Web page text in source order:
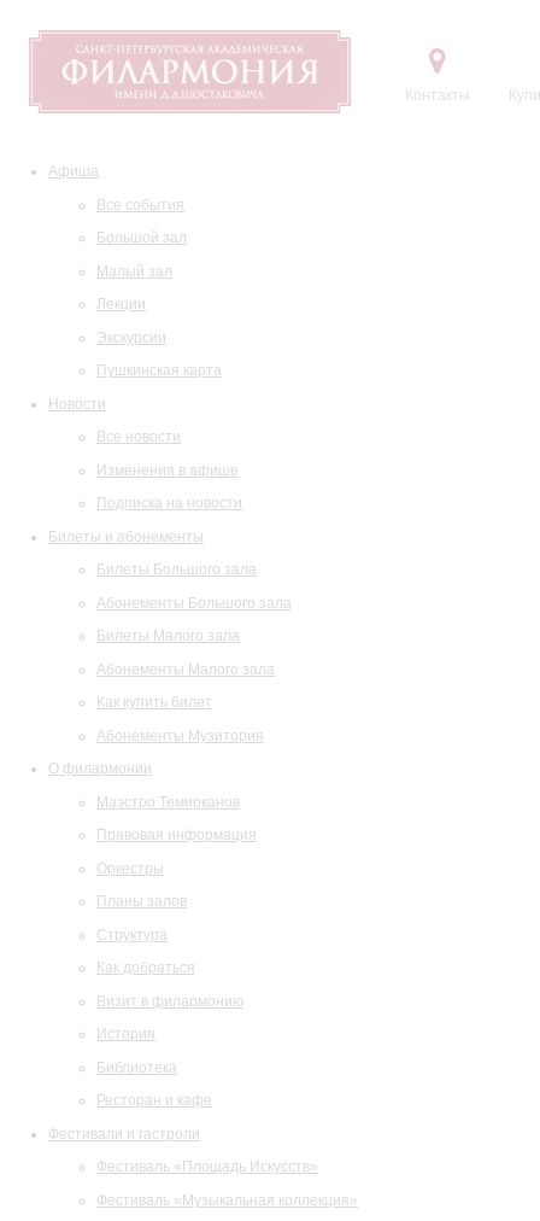
Контакты
Афиша
Все события
Большой зал
Малый зал
Лекции
Экскурсии
Пушкинская карта
Новости
Все новости
Изменения в афише
Подписка на новости
Билеты и абонементы
Билеты Большого зала
Абонементы Большого зала
Билеты Малого зала
Абонементы Малого зала
Как купить билет
Абонементы Музитория
О филармонии
Маэстро Темирканов
Правовая информация
Оркестры
Планы залов
Структура
Как добраться
Визит в филармонию
История
Библиотека
Ресторан и кафе
Фестивали и гастроли
Фестиваль «Площадь Искусств»
Фестиваль «Музыкальная коллекция»